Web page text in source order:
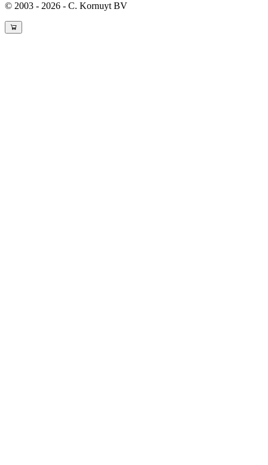
© 2003 - 2026 - C. Kornuyt BV